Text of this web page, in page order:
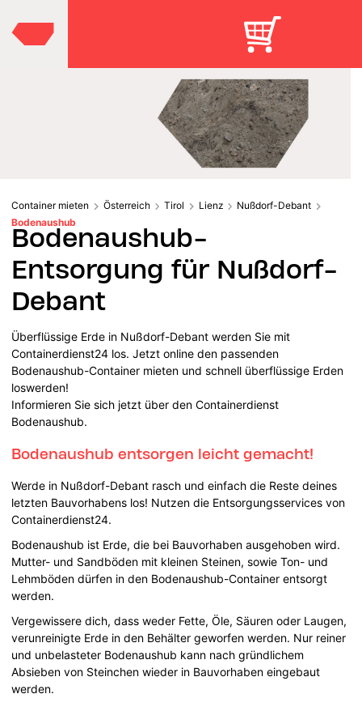
Container mieten Österreich Tirol Lienz
Nußdorf-Debant
Bodenaushub
Bodenaushub-
Entsorgung für Nußdorf-
Debant
Überflüssige Erde in Nußdorf-Debant werden Sie mit
Containerdienst24 los. Jetzt online den passenden
Bodenaushub-Container mieten und schnell überflüssige Erden
loswerden!
Informieren Sie sich jetzt über den Containerdienst
Bodenaushub.
Bodenaushub entsorgen leicht gemacht!
Werde in Nußdorf-Debant rasch und einfach die Reste deines
letzten Bauvorhabens los! Nutzen die Entsorgungsservices von
Containerdienst24.
Bodenaushub ist Erde, die bei Bauvorhaben ausgehoben wird.
Mutter- und Sandböden mit kleinen Steinen, sowie Ton- und
Lehmböden dürfen in den Bodenaushub-Container entsorgt
werden.
Vergewissere dich, dass weder Fette, Öle, Säuren oder Laugen,
verunreinigte Erde in den Behälter geworfen werden. Nur reiner
und unbelasteter Bodenaushub kann nach gründlichem
Absieben von Steinchen wieder in Bauvorhaben eingebaut
werden.